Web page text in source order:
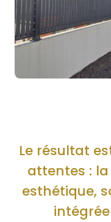
Le résultat
attentes :
esthétique,